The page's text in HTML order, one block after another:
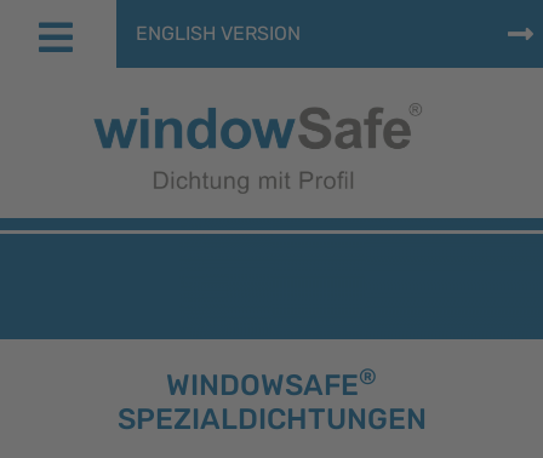
ENGLISH VERSION
WINDOWSAFE®
SPEZIALDICHTUNGEN